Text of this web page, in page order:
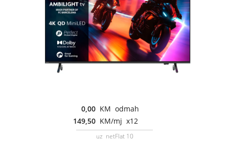
0,00 KM odmah
149,50 KM/mj x12
uz netFlat 10